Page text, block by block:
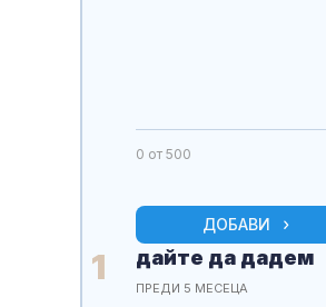
0 от 500
ДОБАВИ
1 дайте да дадем
ПРЕДИ 5 МЕСЕЦА